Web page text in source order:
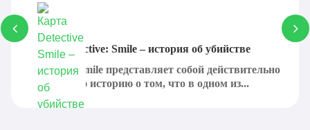
Карта Detective: Smile – история об убийстве
Detective: Smile представляет собой действительно
интересную историю о том, что в одном из...